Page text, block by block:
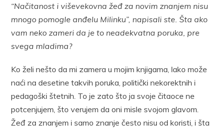
“Načitanost i viševekovna žeđ za novim znanjem nisu
mnogo pomogle anđelu Milinku”, napisali ste. Šta ako
vam neko zameri da je to neadekvatna poruka, pre
svega mladima?
Ko želi nešto da mi zamera u mojim knjigama, lako može
naći na desetine takvih poruka, politički nekorektnih i
pedagoški štetnih. To je zato što ja svoje čitaoce ne
potcenjujem, što verujem da oni misle svojom glavom.
Žeđ za znanjem i samo znanje često nisu od koristi, i šta